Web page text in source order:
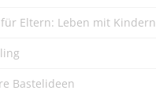
Eltern: Leben mit Kindern
Bastelideen